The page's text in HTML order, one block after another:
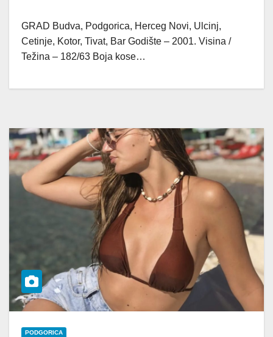
GRAD Budva, Podgorica, Herceg Novi, Ulcinj,
Cetinje, Kotor, Tivat, Bar Godište – 2001. Visina /
Težina – 182/63 Boja kose…
PODGORICA